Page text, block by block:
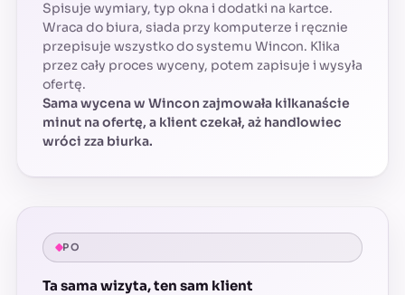
Spisuje wymiary, typ okna i dodatki na kartce.
Wraca do biura, siada przy komputerze i ręcznie
przepisuje wszystko do systemu Wincon. Klika
przez cały proces wyceny, potem zapisuje i wysyła
ofertę.
Sama wycena w Wincon zajmowała kilkanaście
minut na ofertę, a klient czekał, aż handlowiec
wróci zza biurka.
PO
Ta sama wizyta, ten sam klient